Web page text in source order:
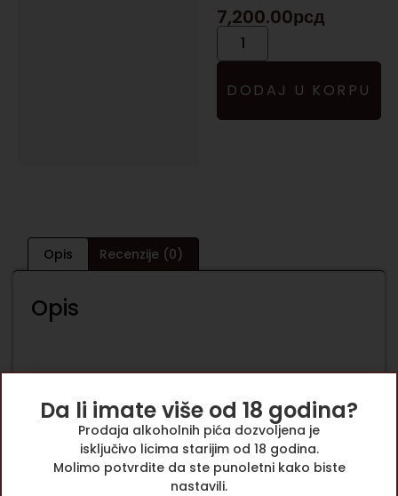
7,200.00рсд
DODAJ U KORPU
Opis Recenzije (0)
Opis
Da li imate više od 18 godina?
Prodaja alkoholnih pića dozvoljena je
isključivo licima starijim od 18 godina.
Molimo potvrdite da ste punoletni kako biste
nastavili.